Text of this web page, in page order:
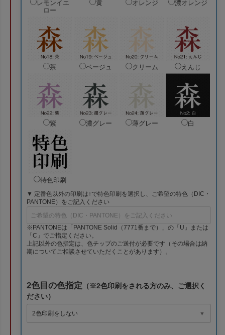
レモンイエ
ロー
黄 オレンジ 濃オレンジ
茶 ベージュ クリーム えんじ
紫 濃グレー 薄グレー 白
特色印刷
▼ 定番色以外の印刷は↑で特色印刷を選択し、ご希望の特色（DIC・
PANTONE）をご記入ください
※PANTONEは「PANTONE Solid（7771番まで）」の「U」または
「C」でご指定ください。
上記以外の色指定は、色チップのご送付が必要です（その場合は納
期についてご相談させていただくことがあります）。
2色目の色指定 （※2色印刷をされる方のみ、ご選択く
ださい）